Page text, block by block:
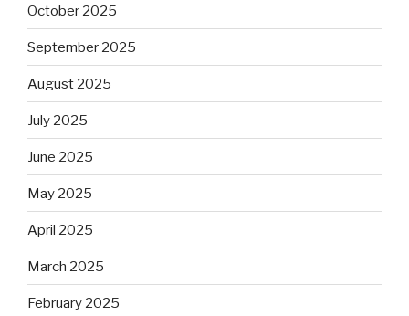
October 2025
September 2025
August 2025
July 2025
June 2025
May 2025
April 2025
March 2025
February 2025